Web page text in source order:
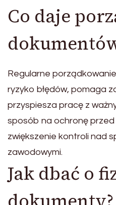
Co daje
Regularne
ryzyko błędów, pomaga
przyspiesza pracę z
sposób na ochronę
zwiększenie kontroli nad
zawodowymi.
Jak dbać o